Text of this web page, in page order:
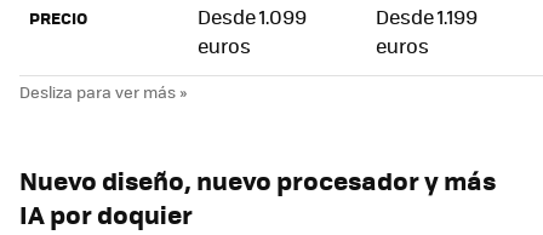
PRECIO
Desde 1.099
euros
Desde 1.199
euros
Nuevo diseño, nuevo procesador y más
IA por doquier